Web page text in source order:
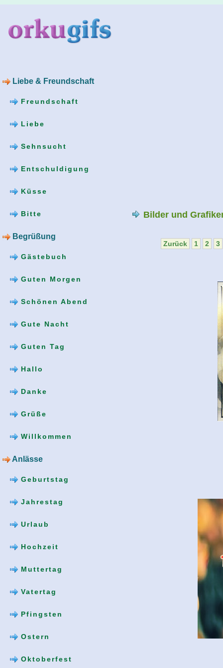
Liebe & Freundschaft
Freundschaft
Liebe
Sehnsucht
Entschuldigung
Küsse
Bitte
Begrüßung
Gästebuch
Guten Morgen
Schönen Abend
Gute Nacht
Guten Tag
Hallo
Danke
Grüße
Willkommen
Anlässe
Geburtstag
Jahrestag
Urlaub
Hochzeit
Muttertag
Vatertag
Pfingsten
Ostern
Oktoberfest
Bilder und
Zurück 1 2 3